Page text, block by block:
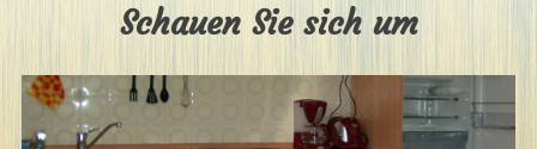
Schauen Sie sich um